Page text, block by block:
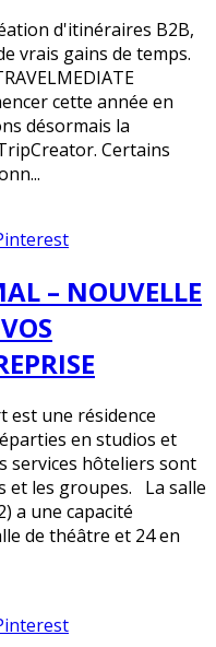
d'itinéraires B2B,
vrais gains de temps.
cette année en
désormais la
Certains
– NOUVELLE
est une résidence
en studios et
services hôteliers sont
et les groupes. La salle
a une capacité
de théâtre et 24 en